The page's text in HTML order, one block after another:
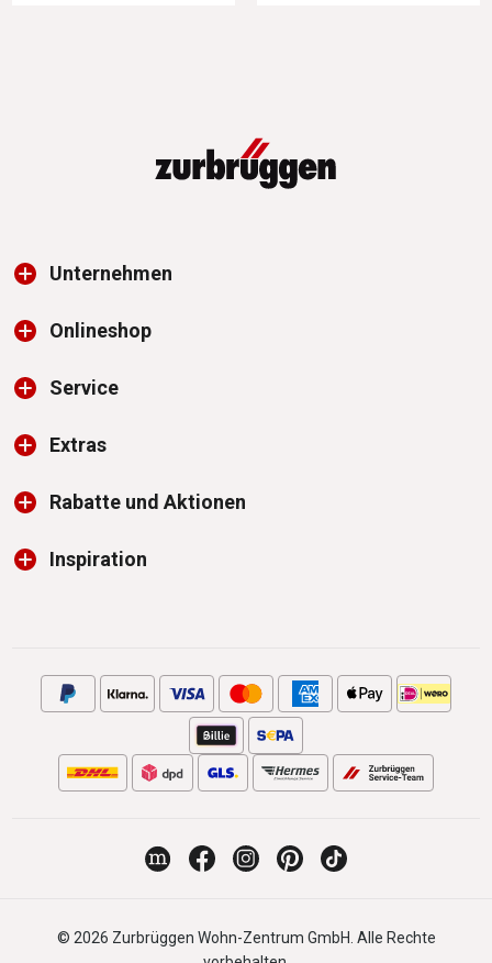
Unternehmen
Onlineshop
Service
Extras
Rabatte und Aktionen
Inspiration
© 2026 Zurbrüggen Wohn-Zentrum GmbH. Alle Rechte